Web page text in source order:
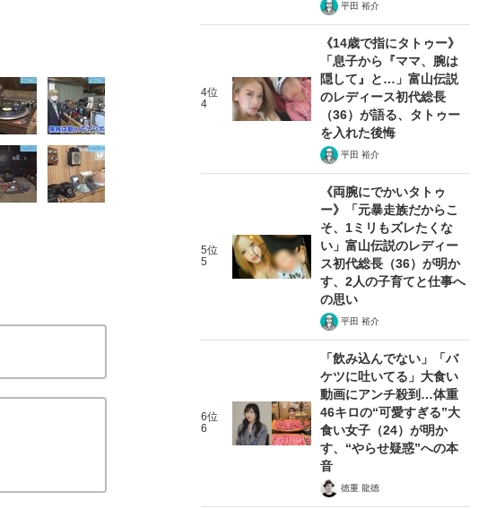
平田 裕介
4位
4
《14歳で指にタトゥー》
「息子から『ママ、腕は
隠して』と…」富山伝説
のレディース初代総長
（36）が語る、タトゥー
を入れた後悔
平田 裕介
5位
5
《両腕にでかいタトゥ
ー》「元暴走族だからこ
そ、1ミリもズレたくな
い」富山伝説のレディー
ス初代総長（36）が明か
す、2人の子育てと仕事へ
の思い
平田 裕介
6位
6
「飲み込んでない」「バ
ケツに吐いてる」大食い
動画にアンチ殺到…体重
46キロの“可愛すぎる”大
食い女子（24）が明か
す、“やらせ疑惑”への本
音
徳重 龍徳